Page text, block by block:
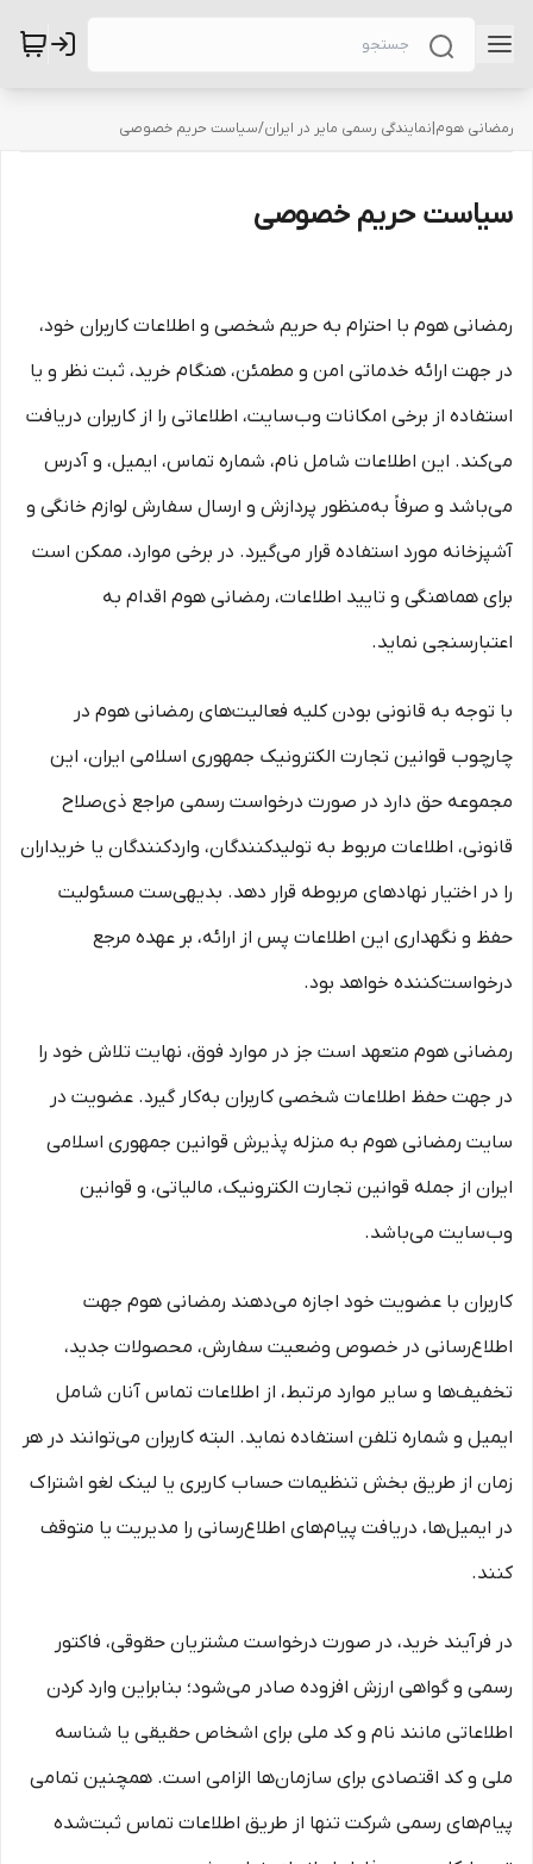
رمضانی هوم|نمایندگی رسمی مایر در ایران/سیاست حریم خصوصی
سیاست حریم خصوصی
رمضانی هوم با احترام به حریم شخصی و اطلاعات کاربران خود،
در جهت ارائه خدماتی امن و مطمئن، هنگام خرید، ثبت نظر و یا
استفاده از برخی امکانات وب‌سایت، اطلاعاتی را از کاربران دریافت
می‌کند. این اطلاعات شامل نام، شماره تماس، ایمیل، و آدرس
می‌باشد و صرفاً به‌منظور پردازش و ارسال سفارش‌ لوازم خانگی و
آشپزخانه مورد استفاده قرار می‌گیرد. در برخی موارد، ممکن است
برای هماهنگی و تایید اطلاعات، رمضانی هوم اقدام به
اعتبارسنجی نماید.
با توجه به قانونی بودن کلیه فعالیت‌های رمضانی هوم در
چارچوب قوانین تجارت الکترونیک جمهوری اسلامی ایران، این
مجموعه حق دارد در صورت درخواست رسمی مراجع ذی‌صلاح
قانونی، اطلاعات مربوط به تولیدکنندگان، واردکنندگان یا خریداران
را در اختیار نهادهای مربوطه قرار دهد. بدیهی‌ست مسئولیت
حفظ و نگهداری این اطلاعات پس از ارائه، بر عهده مرجع
درخواست‌کننده خواهد بود.
رمضانی هوم متعهد است جز در موارد فوق، نهایت تلاش خود را
در جهت حفظ اطلاعات شخصی کاربران به‌کار گیرد. عضویت در
سایت رمضانی هوم به منزله پذیرش قوانین جمهوری اسلامی
ایران از جمله قوانین تجارت الکترونیک، مالیاتی، و قوانین
وب‌سایت می‌باشد.
کاربران با عضویت خود اجازه می‌دهند رمضانی هوم جهت
اطلاع‌رسانی در خصوص وضعیت سفارش، محصولات جدید،
تخفیف‌ها و سایر موارد مرتبط، از اطلاعات تماس آنان شامل
ایمیل و شماره تلفن استفاده نماید. البته کاربران می‌توانند در هر
زمان از طریق بخش تنظیمات حساب کاربری یا لینک لغو اشتراک
در ایمیل‌ها، دریافت پیام‌های اطلاع‌رسانی را مدیریت یا متوقف
کنند.
در فرآیند خرید، در صورت درخواست مشتریان حقوقی، فاکتور
رسمی و گواهی ارزش افزوده صادر می‌شود؛ بنابراین وارد کردن
اطلاعاتی مانند نام و کد ملی برای اشخاص حقیقی یا شناسه
ملی و کد اقتصادی برای سازمان‌ها الزامی است. همچنین تمامی
پیام‌های رسمی شرکت تنها از طریق اطلاعات تماس ثبت‌شده